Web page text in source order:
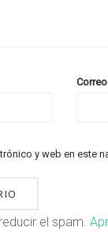
y web en este
el spam.